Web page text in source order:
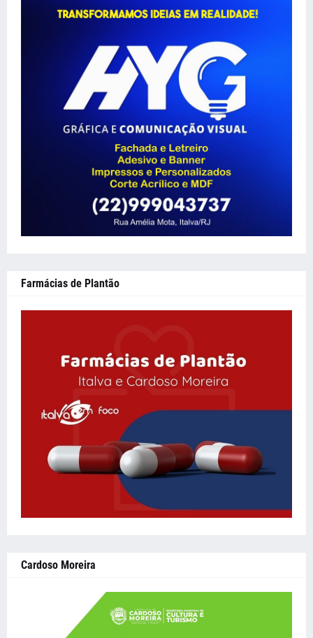
Farmácias de Plantão
Cardoso Moreira